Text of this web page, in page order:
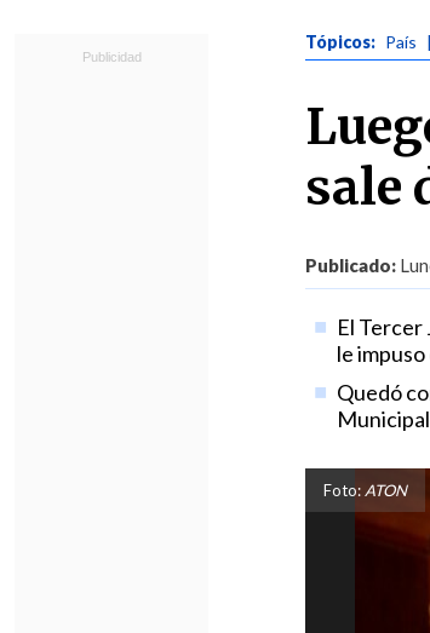
Tópicos: País
sale
Publicado:
El Tercer
le
Quedó
Foto: ATON